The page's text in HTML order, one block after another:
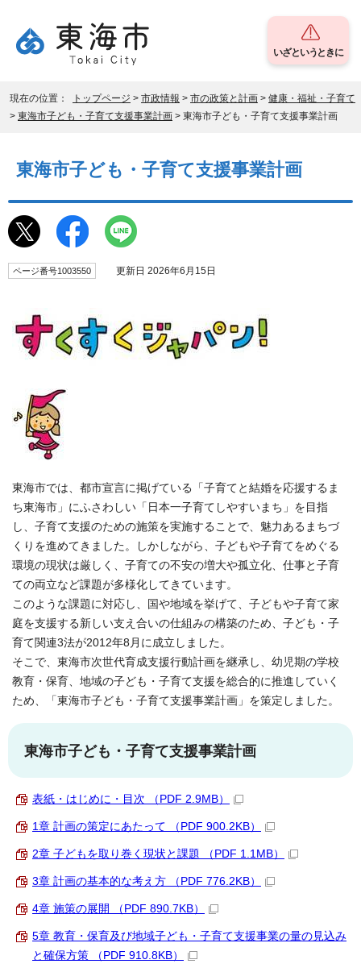
いざというときに
現在の位置： トップページ > 市政情報 > 市の政策と計画 > 健康・福祉・子育て
> 東海市子ども・子育て支援事業計画 > 東海市子ども・子育て支援事業計画
東海市子ども・子育て支援事業計画
ページ番号1003550 更新日 2026年6月15日
東海市では、都市宣言に掲げている「子育てと結婚を応援するま
ち東海市」にふさわしい「日本一子育てしやすいまち」を目指
し、子育て支援のための施策を実施することで、魅力あるまちづ
くりを進めてきました。しかしながら、子どもや子育てをめぐる
環境の現状は厳しく、子育ての不安の増大や孤立化、仕事と子育
ての両立など課題が多様化してきています。
このような課題に対応し、国や地域を挙げて、子どもや子育て家
庭を支援する新しい支え合いの仕組みの構築のため、子ども・子
育て関連3法が2012年8月に成立しました。
そこで、東海市次世代育成支援行動計画を継承し、幼児期の学校
教育・保育、地域の子ども・子育て支援を総合的に推進していく
ため、「東海市子ども・子育て支援事業計画」を策定しました。
東海市子ども・子育て支援事業計画
表紙・はじめに・目次 （PDF 2.9MB）
1章 計画の策定にあたって （PDF 900.2KB）
2章 子どもを取り巻く現状と課題 （PDF 1.1MB）
3章 計画の基本的な考え方 （PDF 776.2KB）
4章 施策の展開 （PDF 890.7KB）
5章 教育・保育及び地域子ども・子育て支援事業の量の見込み
と確保方策 （PDF 910.8KB）